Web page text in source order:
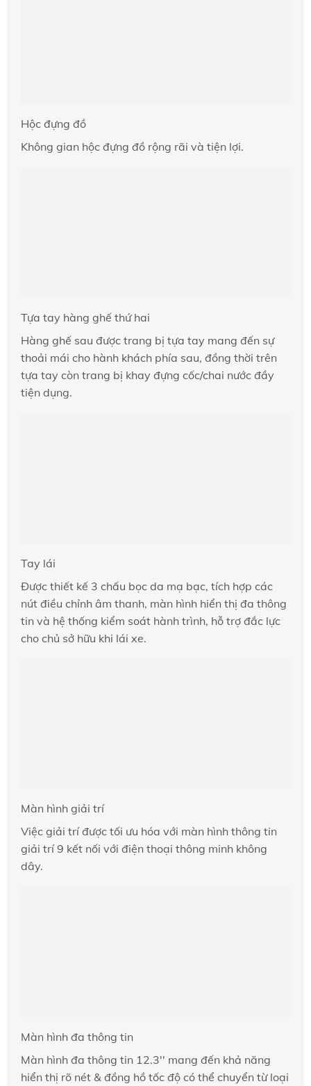
Hộc đựng đồ
Không gian hộc đựng đồ rộng rãi và tiện lợi.
Tựa tay hàng ghế thứ hai
Hàng ghế sau được trang bị tựa tay mang đến sự
thoải mái cho hành khách phía sau, đồng thời trên
tựa tay còn trang bị khay đựng cốc/chai nước đầy
tiện dụng.
Tay lái
Được thiết kế 3 chấu bọc da mạ bạc, tích hợp các
nút điều chỉnh âm thanh, màn hình hiển thị đa thông
tin và hệ thống kiểm soát hành trình, hỗ trợ đắc lực
cho chủ sở hữu khi lái xe.
Màn hình giải trí
Việc giải trí được tối ưu hóa với màn hình thông tin
giải trí 9 kết nối với điện thoại thông minh không
dây.
Màn hình đa thông tin
Màn hình đa thông tin 12.3'' mang đến khả năng
hiển thị rõ nét & đồng hồ tốc độ có thể chuyển từ loại